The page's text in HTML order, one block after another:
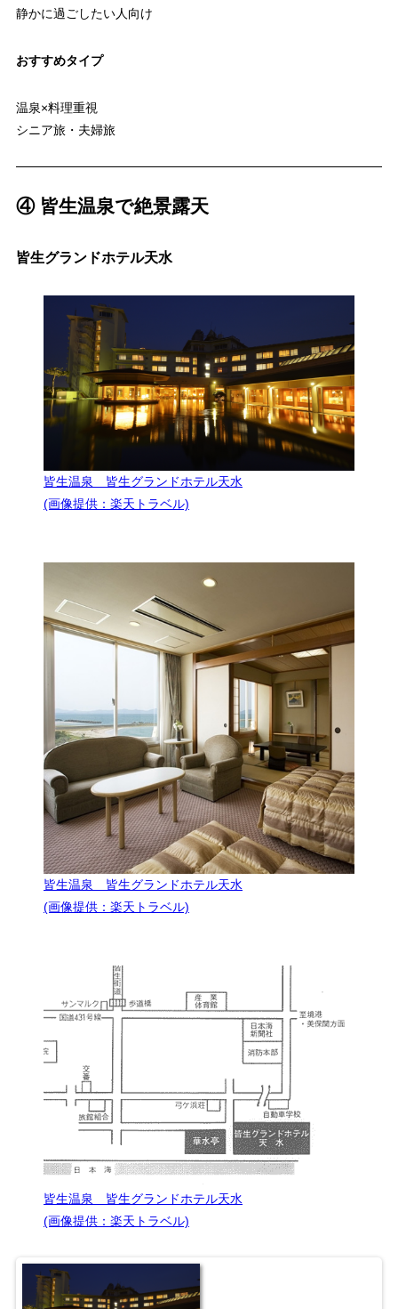
静かに過ごしたい人向け
おすすめタイプ
温泉×料理重視
シニア旅・夫婦旅
④ 皆生温泉で絶景露天
皆生グランドホテル天水
皆生温泉 皆生グランドホテル天水
(画像提供：楽天トラベル)
皆生温泉 皆生グランドホテル天水
(画像提供：楽天トラベル)
皆生温泉 皆生グランドホテル天水
(画像提供：楽天トラベル)